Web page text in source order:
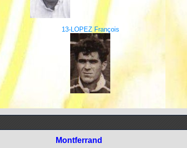
13-LOPEZ François
Montferrand